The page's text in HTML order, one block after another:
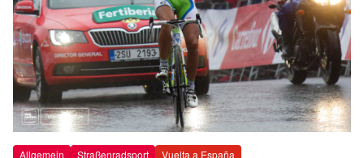
Allgemein Straßenradsport Vuelta a España